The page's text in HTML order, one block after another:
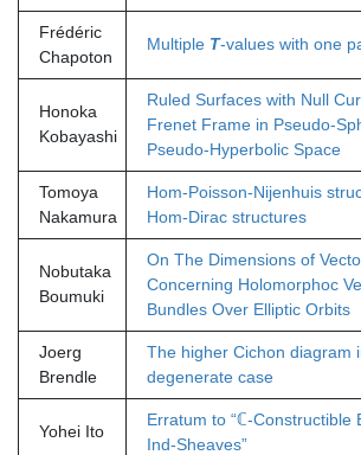
Frédéric
Chapoton
Multiple T-values with one
Honoka
Kobayashi
Ruled Surfaces with Null
Frenet Frame in Pseudo-
Pseudo-Hyperbolic Space
Tomoya
Nakamura
Hom-Poisson-Nijenhuis
Hom-Dirac structures
Nobutaka
Boumuki
On The Dimensions of
Concerning Holomorphoc
Bundles Over Elliptic Orbits
Joerg
Brendle
The higher Cichon diagram
degenerate case
Yohei Ito
Erratum to “ℂ-Constructible
Ind-Sheaves”